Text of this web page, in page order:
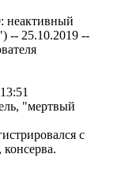
неактивный
-- 25.10.2019 --
"мертвый
с